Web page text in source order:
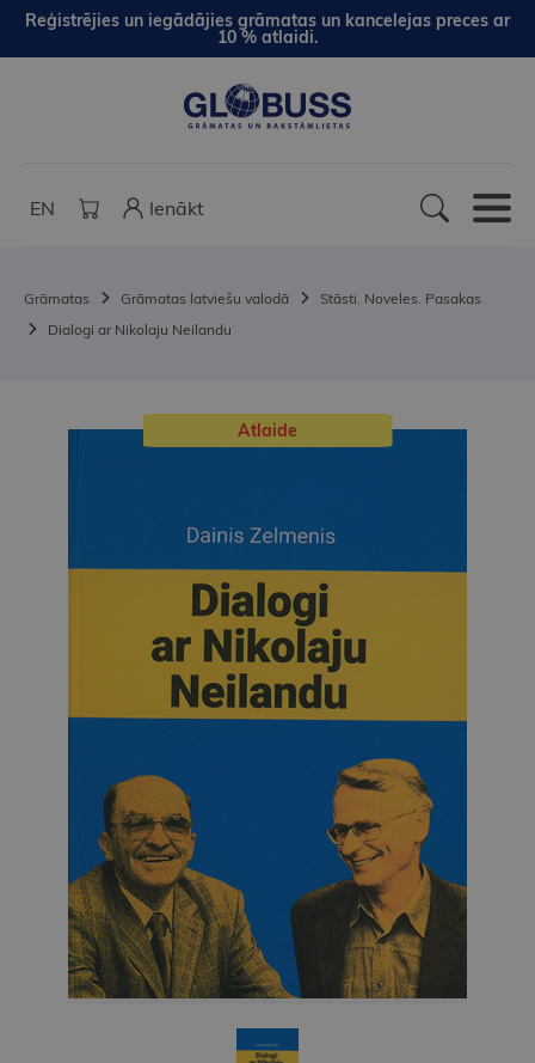
Reģistrējies un iegādājies grāmatas un kancelejas preces ar
10 % atlaidi.
EN Ienākt
Grāmatas Grāmatas latviešu valodā
Stāsti. Noveles. Pasakas
Dialogi ar Nikolaju Neilandu
Atlaide